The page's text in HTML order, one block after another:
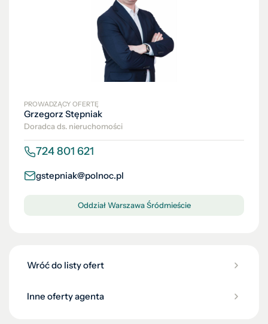
PROWADZĄCY OFERTĘ
Grzegorz Stępniak
Doradca ds. nieruchomości
724 801 621
gstepniak@polnoc.pl
Oddział Warszawa Śródmieście
Wróć do listy ofert
Inne oferty agenta